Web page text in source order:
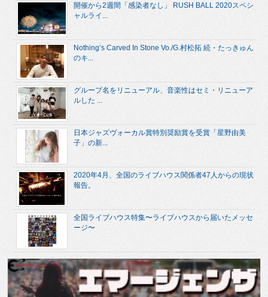
開催から2週間「感染者なし」 RUSH BALL 2020スペシ
ャルライ...
Nothing’s Carved In Stone Vo./G.村松拓 続・たっきゅん
のキ...
グループ名をリニューアル、音楽性はセミ・リニューア
ルした ...
日本ジャズヴォーカル賞特別奨励賞を受賞「星野由美
子」の新...
2020年4月、全国のライブハウス関係者47人からの現状
報告。
全国ライブハウス特集〜ライブハウスから届いたメッセ
ージ〜